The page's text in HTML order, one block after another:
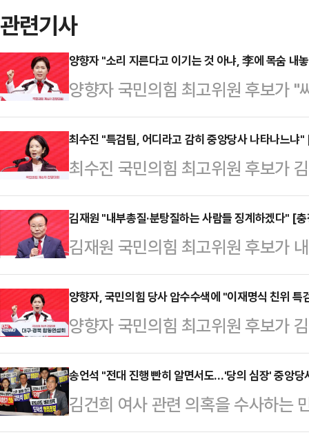
관련기사
양향자 "소리 지른다고 이기는 것 아냐, 李에 목숨 내
양향자 국민의힘 최고위원 후보가
아니다"라며 "이재명식 친위 특검
목숨 내놓고 싸워야 한다"고 호소
스포렉스홀에서 열린 8·22 전당대
"존경하는 당원 동지 여러분 호남
수의 불모지 정치 중심에서 국민의
같이 강조했다.양 후보는 "전남 화
향자는 모두…
최수진 "특검팀, 어디라고 감히 중앙당사 나타나느냐
최수진 국민의힘 최고위원 후보가
특별검사팀이 국민의힘 여의도 중
라고 감히 나타나느냐. 어디라고
최수진 후보는 13일 대전 배재대에
남 합동연설회에서 "(윤석열 전) 대
역 국회의원을 압수수색하며 계속
서 국민의힘이 이날 대전에서 합동
교 교인들의 무더기 국민…
김재원 "내부총질·분탕질하는 사람들 징계하겠다" [
김재원 국민의힘 최고위원 후보가
태 당대표 후보의 행동을 향해 '내
"지도부에 들어가면 확실하게 징계
13일 대전 배재대 스포렉스홀에서
설회 정견 발표에서 "적어도 야당
이기려면 보수가 단일대오로 나가
순간 중앙당사를 특검팀에서 압수
냐. 바로 우리 당에…
양향자, 국민의힘 당사 압수수색에 "이재명식 친위 특
양향자 국민의힘 최고위원 후보가
를 압수수색하는 것과 관련해 "이
향자 후보는 13일 오전 페이스북을
을 추고 있다. 제1야당인 국민의힘
했다.그러면서 "당 지도부에 제안
송언석 "전대 진행 빤히 알면서도…'당의 심장' 중앙당
김건희 여사 관련 의혹을 수사하는
앙당사 압수수색에 나선 가운데 송